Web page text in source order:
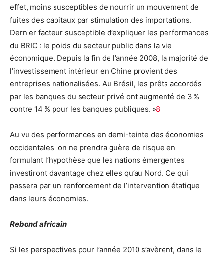
effet, moins susceptibles de nourrir un mouvement de
fuites des capitaux par stimulation des importations.
Dernier facteur susceptible d’expliquer les performances
du BRIC : le poids du secteur public dans la vie
économique. Depuis la fin de l’année 2008, la majorité de
l’investissement intérieur en Chine provient des
entreprises nationalisées. Au Brésil, les prêts accordés
par les banques du secteur privé ont augmenté de 3 %
contre 14 % pour les banques publiques. »8
Au vu des performances en demi-teinte des économies
occidentales, on ne prendra guère de risque en
formulant l’hypothèse que les nations émergentes
investiront davantage chez elles qu’au Nord. Ce qui
passera par un renforcement de l’intervention étatique
dans leurs économies.
Rebond africain
Si les perspectives pour l’année 2010 s’avèrent, dans le